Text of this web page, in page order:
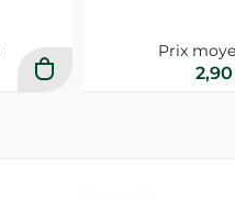
Prix